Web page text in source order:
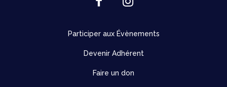
Participer aux Évènements
Devenir Adhérent
Faire un don